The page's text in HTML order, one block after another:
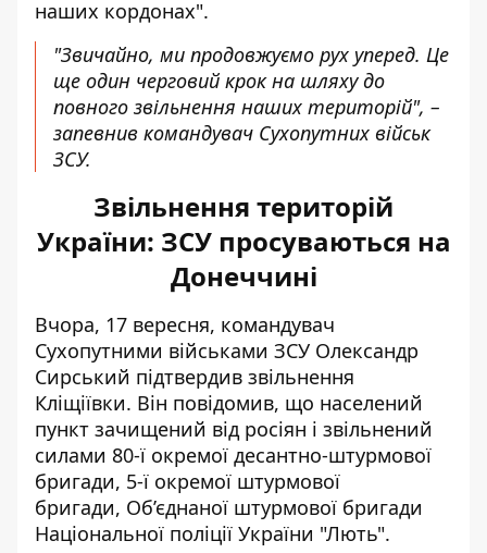
наших кордонах".
"Звичайно, ми продовжуємо рух уперед. Це
ще один черговий крок на шляху до
повного звільнення наших територій", –
запевнив командувач Сухопутних військ
ЗСУ.
Звільнення територій
України: ЗСУ просуваються на
Донеччині
Вчора, 17 вересня, командувач
Сухопутними військами ЗСУ Олександр
Сирський підтвердив звільнення
Кліщіївки. Він повідомив, що населений
пункт зачищений від росіян і звільнений
силами 80-ї окремої десантно-штурмової
бригади, 5-ї окремої штурмової
бригади, Об’єднаної штурмової бригади
Національної поліції України "Лють".